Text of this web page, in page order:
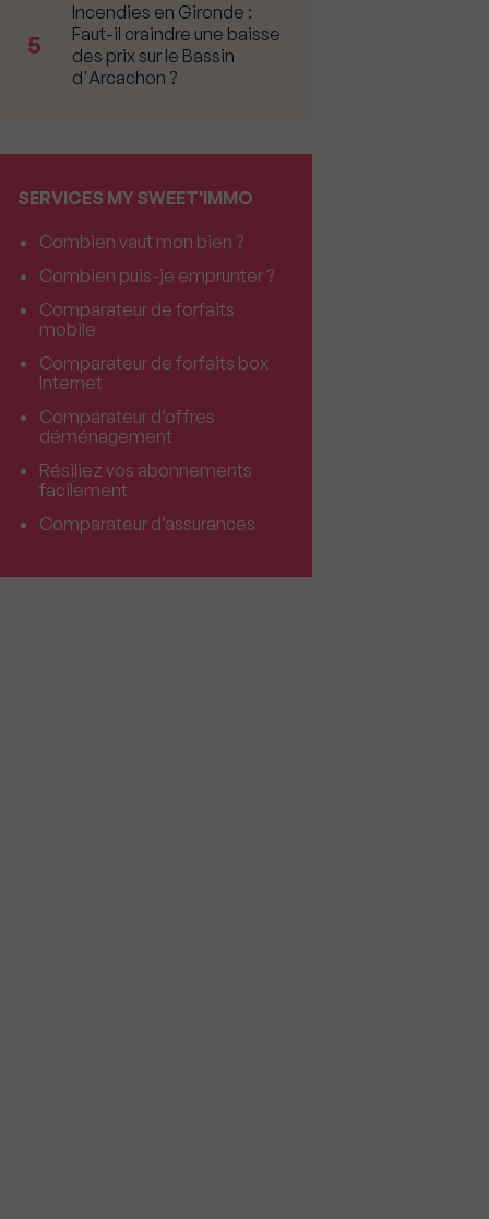
5
Incendies en Gironde :
Faut-il craindre une baisse
des prix sur le Bassin
d'Arcachon ?
SERVICES MY SWEET'IMMO
Combien vaut mon bien ?
Combien puis-je emprunter ?
Comparateur de forfaits
mobile
Comparateur de forfaits box
Internet
Comparateur d’offres
déménagement
Résiliez vos abonnements
facilement
Comparateur d’assurances